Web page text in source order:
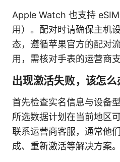
Apple Watch 也支持
用）。配对时请确保主机
态，遵循苹果官方的配对
用，需核对手表的运营商
出现激活失败，该怎么
首先检查实名信息与设备
所选数据计划在当前地区
联系运营商客服，通常他
成、重新激活等解决方案。